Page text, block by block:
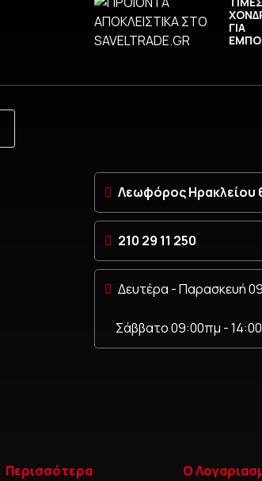
ΓΙΑ
Λεωφόρος Ηρακλείου
210 29 11 250
Δευτέρα - Παρασκευή
Σάββατο 09:00πμ -
Περισσότερα Ο